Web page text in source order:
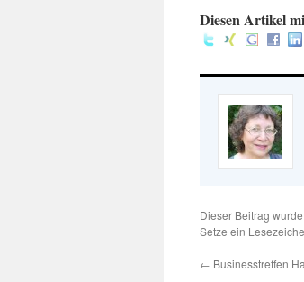
Diesen Artikel
Dieser Beitrag
Setze ein
← Businesstreffen